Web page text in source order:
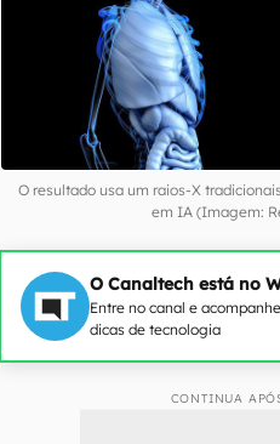
O resultado usa um raios-X
em IA (Imagem:
O Canaltech está no
Entre no canal e
dicas de tecnologia
CONTINUA